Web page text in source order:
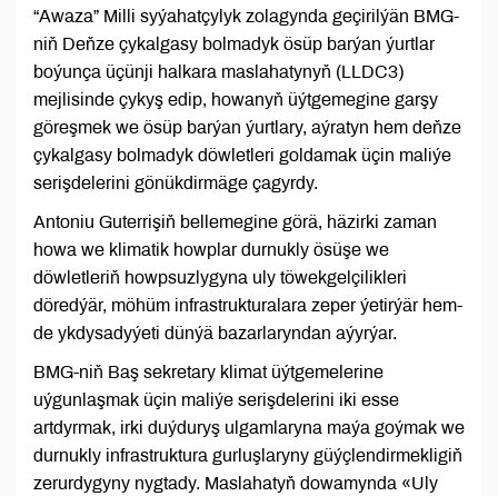
“Awaza” Milli syýahatçylyk zolagynda geçirilýän BMG-
niň Deňze çykalgasy bolmadyk ösüp barýan ýurtlar
boýunça üçünji halkara maslahatynyň (LLDC3)
mejlisinde çykyş edip, howanyň üýtgemegine garşy
göreşmek we ösüp barýan ýurtlary, aýratyn hem deňze
çykalgasy bolmadyk döwletleri goldamak üçin maliýe
serişdelerini gönükdirmäge çagyrdy.
Antoniu Guterrişiň bellemegine görä, häzirki zaman
howa we klimatik howplar durnukly ösüşe we
döwletleriň howpsuzlygyna uly töwekgelçilikleri
döredýär, möhüm infrastrukturalara zeper ýetirýär hem-
de ykdysadyýeti dünýä bazarlaryndan aýyrýar.
BMG-niň Baş sekretary klimat üýtgemelerine
uýgunlaşmak üçin maliýe serişdelerini iki esse
artdyrmak, irki duýduryş ulgamlaryna maýa goýmak we
durnukly infrastruktura gurluşlaryny güýçlendirmekligiň
zerurdygyny nygtady. Maslahatyň dowamynda «Uly